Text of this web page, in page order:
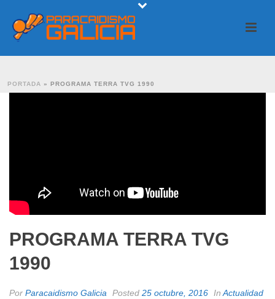
PORTADA » PROGRAMA TERRA TVG 1990
PROGRAMA TERRA TVG
1990
Por Paracaidismo Galicia Posted 25 octubre, 2016 In Actualidad